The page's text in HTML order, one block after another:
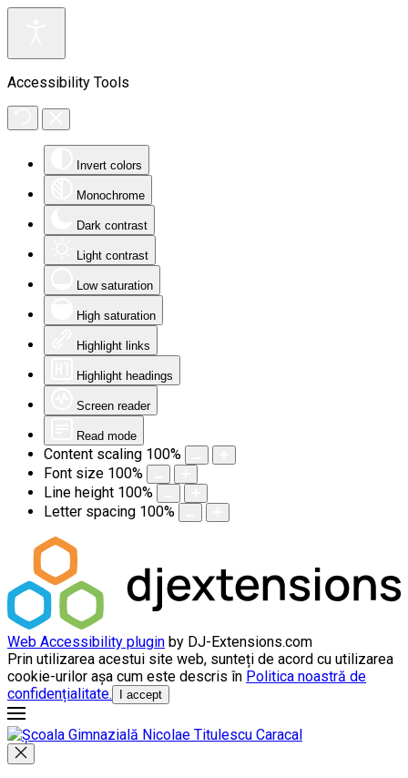
Accessibility Tools
Invert colors
Monochrome
Dark contrast
Light contrast
Low saturation
High saturation
Highlight links
Highlight headings
Screen reader
Read mode
Content scaling 100%
Font size 100%
Line height 100%
Letter spacing 100%
Web Accessibility plugin by DJ-Extensions.com
Prin utilizarea acestui site web, sunteți de acord cu utilizarea
cookie-urilor așa cum este descris în Politica noastră de
confidențialitate.
I accept